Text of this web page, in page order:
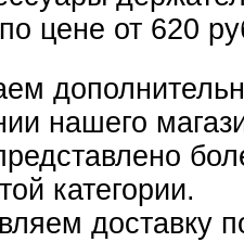
цене от 620
нашего
категории.
доставку